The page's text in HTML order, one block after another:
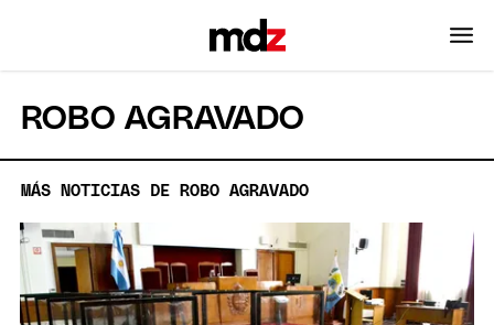
ROBO AGRAVADO
MÁS NOTICIAS DE ROBO AGRAVADO